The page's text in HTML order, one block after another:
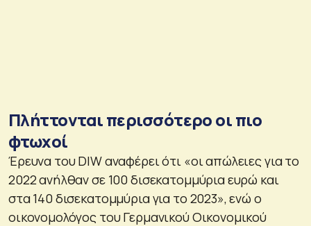
Πλήττονται περισσότερο οι πιο
φτωχοί
Έρευνα του DIW αναφέρει ότι «οι απώλειες για το
2022 ανήλθαν σε 100 δισεκατομμύρια ευρώ και
στα 140 δισεκατομμύρια για το 2023», ενώ ο
οικονομολόγος του Γερμανικού Οικονομικού